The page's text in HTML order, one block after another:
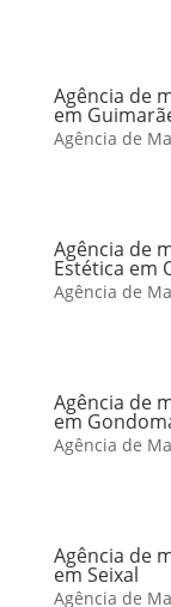
Agência de
em
Agência de
Agência de
Estética em
Agência de
Agência de
em
Agência de
Agência de
em Seixal
Agência de